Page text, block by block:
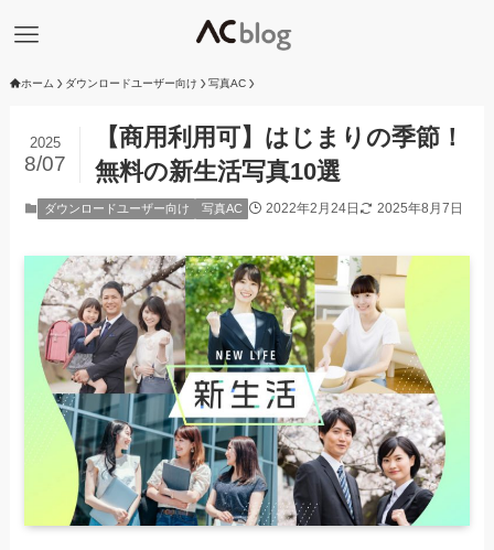
ホーム ダウンロードユーザー向け 写真AC
【商用利用可】はじまりの季節！
無料の新生活写真10選
2025
8/07
ダウンロードユーザー向け 写真AC 2022年2月24日 2025年8月7日